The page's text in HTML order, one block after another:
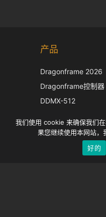
产品
Dragonframe 2026
Dragonframe控制器
DDMX-512
EOS LV 校正帽
我们使用 cookie 来确保我们
果您继续使用本网站，
好的